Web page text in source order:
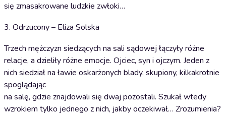
się zmasakrowane ludzkie zwłoki…
3. Odrzucony – Eliza Solska
Trzech mężczyzn siedzących na sali sądowej łączyły różne
relacje, a dzieliły różne emocje. Ojciec, syn i ojczym. Jeden z
nich siedział na ławie oskarżonych blady, skupiony, kilkakrotnie
spoglądając
na salę, gdzie znajdowali się dwaj pozostali. Szukał wtedy
wzrokiem tylko jednego z nich, jakby oczekiwał… Zrozumienia?